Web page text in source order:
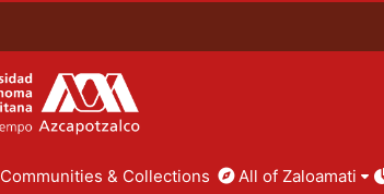
Communities & Collections All of Zaloamati